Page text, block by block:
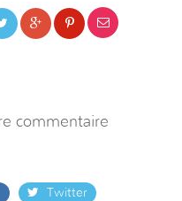
commentaire
Twitter